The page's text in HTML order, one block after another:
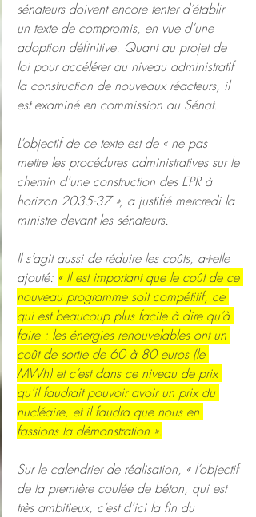
sénateurs doivent encore tenter d’établir
un texte de compromis, en vue d’une
adoption définitive. Quant au projet de
loi pour accélérer au niveau administratif
la construction de nouveaux réacteurs, il
est examiné en commission au Sénat.
L’objectif de ce texte est de « ne pas
mettre les procédures administratives sur le
chemin d’une construction des EPR à
horizon 2035-37 », a justifié mercredi la
ministre devant les sénateurs.
Il s’agit aussi de réduire les coûts, a-t-elle
ajouté: « Il est important que le coût de ce
nouveau programme soit compétitif, ce
qui est beaucoup plus facile à dire qu’à
faire : les énergies renouvelables ont un
coût de sortie de 60 à 80 euros (le
MWh) et c’est dans ce niveau de prix
qu’il faudrait pouvoir avoir un prix du
nucléaire, et il faudra que nous en
fassions la démonstration ».
Sur le calendrier de réalisation, « l’objectif
de la première coulée de béton, qui est
très ambitieux, c’est d’ici la fin du